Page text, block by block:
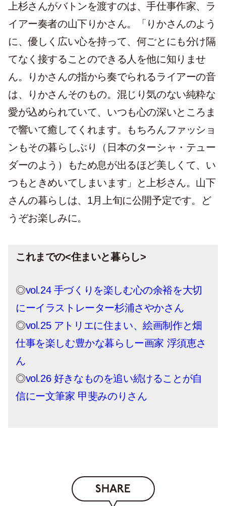
上杉さんがバトンを渡すのは、手仕事作家、ラ
イアー奏者の山下りかさん。「りかさんのよう
に、優しく広い心を持って、何ごとにも分け隔
てなく接することのできる人を他に知りませ
ん。りかさんの指から奏でられるライアーの音
は、りかさんそのもの。混じり気のない純粋な
愛が込められていて、いつも心の深いところま
で響いて癒してくれます。もちろんファッショ
ンもその暮らしぶり（日本のターシャ・テュー
ダーのよう）もため息が出るほど美しくて、い
つもときめいてしまいます」と上杉さん。山下
さんの暮らしは、1月上旬に公開予定です。ど
うぞお楽しみに。
これまでの<住まいと暮らし>
◎vol.24 手づくりを楽しむ心の余裕を大切
にーイラストレーター杉浦さやかさん
◎vol.25 アトリエに住まい、絵画制作と畑
仕事を楽しむ豊かな暮らしー画家 浮須恵さ
ん
◎vol.26 好きなものを追い続けることが自
信にー文筆家 甲斐みのりさん
SHARE